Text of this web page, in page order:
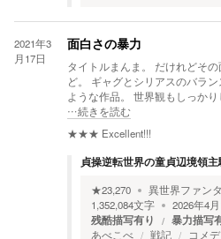
2021年3
月17日
面白さの暴力
タイトルまんま。 だけれどそ
ど。 ギャグとシリアスのバラ
ような作品。 世界観もしっか
…続きを読む
★★★ Excellent!!!
貞操逆転世界の童貞辺境領主
★23,270 異世界ファン
1,352,084文字 2026年4
残酷描写有り 暴力描写
あべこべ 戦記 コメ